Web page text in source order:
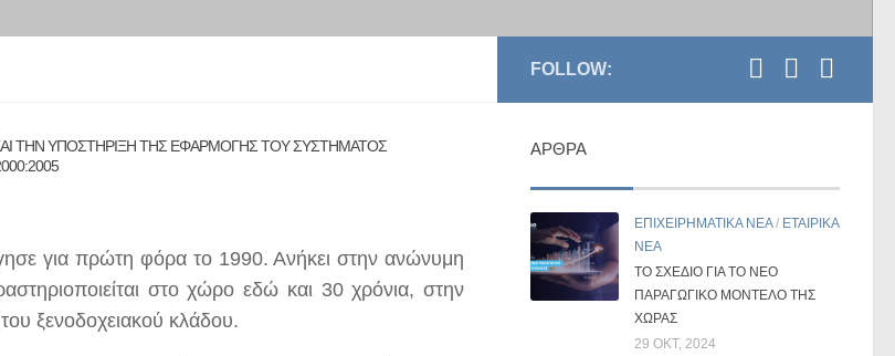
ΚΑΙ ΤΗΝ ΥΠΟΣΤΗΡΙΞΗ ΤΗΣ ΕΦΑΡΜΟΓΗΣ ΤΟΥ ΣΥΣΤΗΜΑΤΟΣ
για πρώτη φόρα το 1990. Ανήκει στην ανώνυμη
στο χώρο εδώ και 30 χρόνια, στην
ξενοδοχειακού κλάδου.
FOLLOW:
ΆΡΘΡΑ
ΕΠΙΧΕΙΡΗΜΑΤΙΚΑ ΝΕΑ/ ΕΤΑΙΡΙΚΑ
ΝΕΑ
ΤΟ ΣΧΈΔΙΟ ΓΙΑ ΤΟ ΝΈΟ
ΠΑΡΑΓΩΓΙΚΌ ΜΟΝΤΈΛΟ ΤΗΣ
ΧΏΡΑΣ
29 ΟΚΤ, 2024